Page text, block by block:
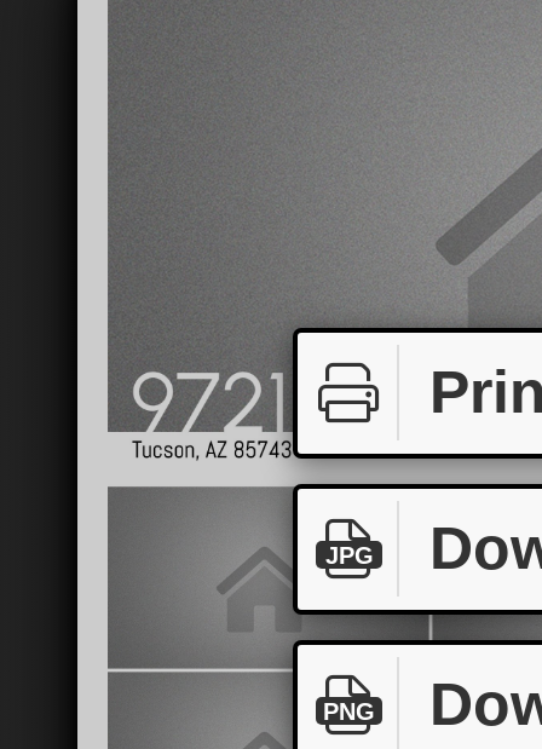
JPG
PNG